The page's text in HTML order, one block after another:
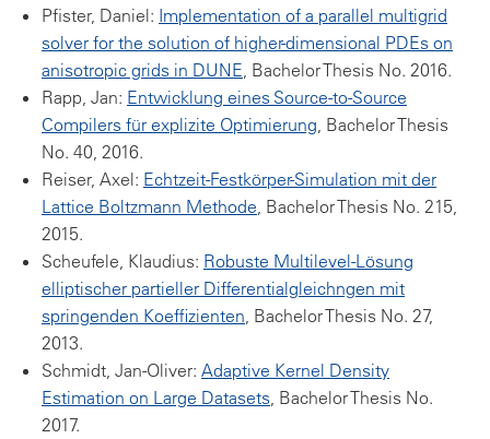
Pfister, Daniel: Implementation of a parallel multigrid
solver for the solution of higher-dimensional PDEs on
anisotropic grids in DUNE, Bachelor Thesis No. 2016.
Rapp, Jan: Entwicklung eines Source-to-Source
Compilers für explizite Optimierung, Bachelor Thesis
No. 40, 2016.
Reiser, Axel: Echtzeit-Festkörper-Simulation mit der
Lattice Boltzmann Methode, Bachelor Thesis No. 215,
2015.
Scheufele, Klaudius: Robuste Multilevel-Lösung
elliptischer partieller Differentialgleichngen mit
springenden Koeffizienten, Bachelor Thesis No. 27,
2013.
Schmidt, Jan-Oliver: Adaptive Kernel Density
Estimation on Large Datasets, Bachelor Thesis No.
2017.